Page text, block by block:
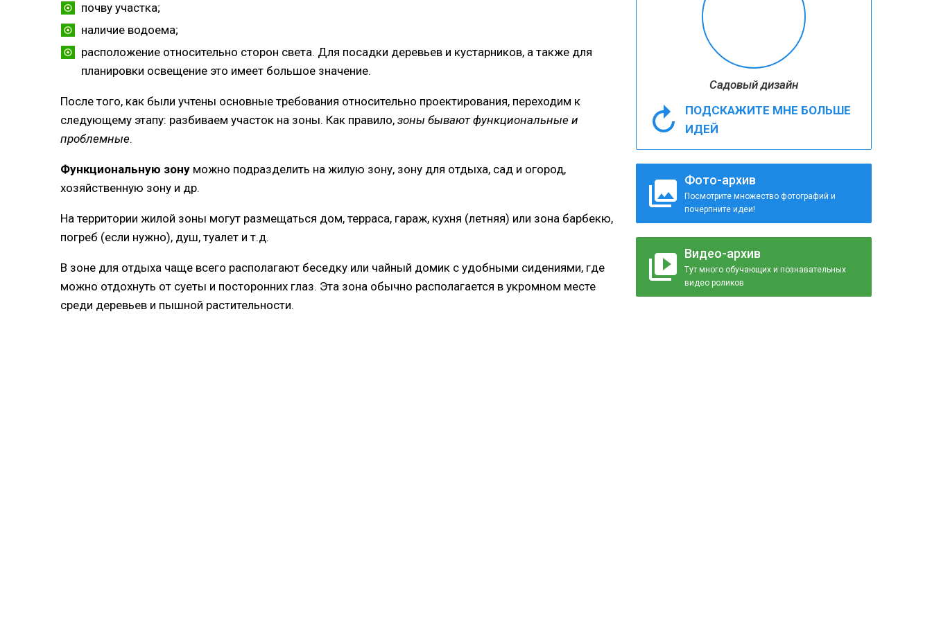
Садовый дизайн
ПОДСКАЖИТЕ МНЕ БОЛЬШЕ
ИДЕЙ
Фото-архив
Посмотрите множество фотографий и
почерпните идеи!
Видео-архив
Тут много обучающих и познавательных
видео роликов
почву участка;
наличие водоема;
расположение относительно сторон света. Для посадки деревьев и кустарников, а также для
планировки освещение это имеет большое значение.
После того, как были учтены основные требования относительно проектирования, переходим к
следующему этапу: разбиваем участок на зоны. Как правило, зоны бывают функциональные и
проблемные.
Функциональную зону можно подразделить на жилую зону, зону для отдыха, сад и огород,
хозяйственную зону и др.
На территории жилой зоны могут размещаться дом, терраса, гараж, кухня (летняя) или зона барбекю,
погреб (если нужно), душ, туалет и т.д.
В зоне для отдыха чаще всего располагают беседку или чайный домик с удобными сидениями, где
можно отдохнуть от суеты и посторонних глаз. Эта зона обычно располагается в укромном месте
среди деревьев и пышной растительности.